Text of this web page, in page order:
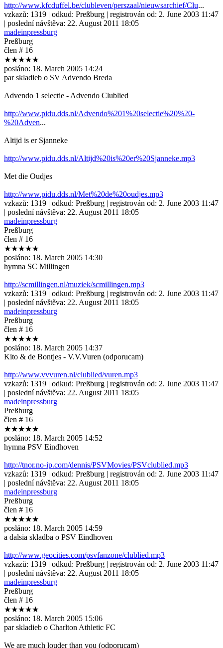
http://www.kfcduffel.be/clubleven/perszaal/nieuwsarchief/Clu...
vzkazů: 1319 | odkud: Preßburg | registrován od: 2. June 2003 11:47
| poslední návštěva: 22. August 2011 18:05
madeinpressburg
Preßburg
člen # 16
★★★★★
posláno: 18. March 2005 14:24
par skladieb o SV Advendo Breda
Advendo 1 selectie - Advendo Clublied
http://www.pidu.dds.nl/Advendo%201%20selectie%20%20-
%20Adven...
Altijd is er Sjanneke
http://www.pidu.dds.nl/Altijd%20is%20er%20Sjanneke.mp3
Met die Oudjes
http://www.pidu.dds.nl/Met%20de%20oudjes.mp3
vzkazů: 1319 | odkud: Preßburg | registrován od: 2. June 2003 11:47
| poslední návštěva: 22. August 2011 18:05
madeinpressburg
Preßburg
člen # 16
★★★★★
posláno: 18. March 2005 14:30
hymna SC Millingen
http://scmillingen.nl/muziek/scmillingen.mp3
vzkazů: 1319 | odkud: Preßburg | registrován od: 2. June 2003 11:47
| poslední návštěva: 22. August 2011 18:05
madeinpressburg
Preßburg
člen # 16
★★★★★
posláno: 18. March 2005 14:37
Kito & de Bontjes - V.V.Vuren (odporucam)
http://www.vvvuren.nl/clublied/vuren.mp3
vzkazů: 1319 | odkud: Preßburg | registrován od: 2. June 2003 11:47
| poslední návštěva: 22. August 2011 18:05
madeinpressburg
Preßburg
člen # 16
★★★★★
posláno: 18. March 2005 14:52
hymna PSV Eindhoven
http://tnor.no-ip.com/dennis/PSVMovies/PSVclublied.mp3
vzkazů: 1319 | odkud: Preßburg | registrován od: 2. June 2003 11:47
| poslední návštěva: 22. August 2011 18:05
madeinpressburg
Preßburg
člen # 16
★★★★★
posláno: 18. March 2005 14:59
a dalsia skladba o PSV Eindhoven
http://www.geocities.com/psvfanzone/clublied.mp3
vzkazů: 1319 | odkud: Preßburg | registrován od: 2. June 2003 11:47
| poslední návštěva: 22. August 2011 18:05
madeinpressburg
Preßburg
člen # 16
★★★★★
posláno: 18. March 2005 15:06
par skladieb o Charlton Athletic FC
We are much louder than you (odporucam)